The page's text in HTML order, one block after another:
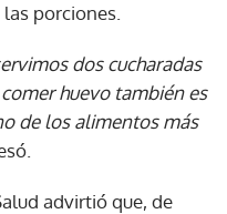
porciones.
dos cucharadas
huevo también es
de los alimentos más
advirtió que, de